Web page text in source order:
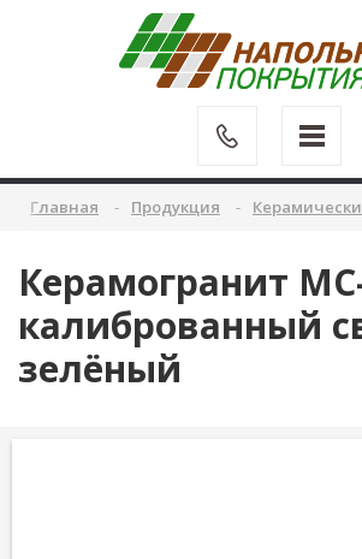
Главная Продукция
Керамогранит
калиброванный
зелёный